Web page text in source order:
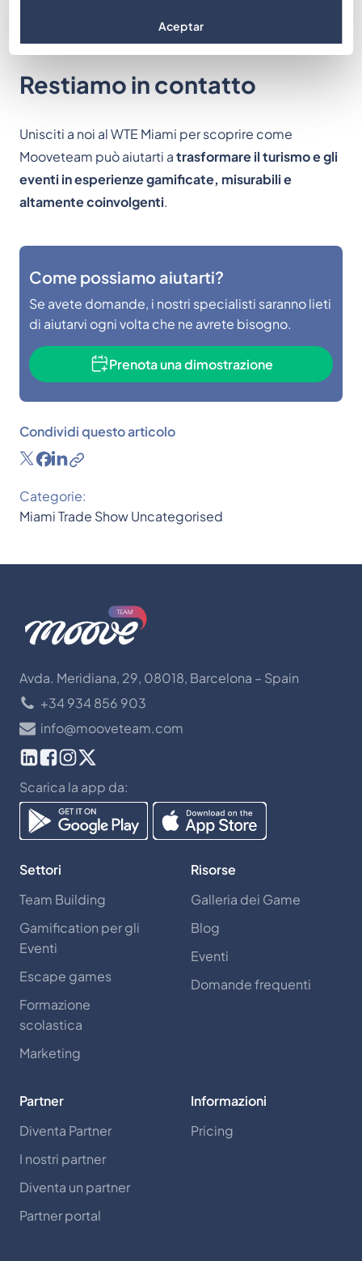
Restiamo in contatto
Unisciti a noi al WTE Miami per scoprire come
Mooveteam può aiutarti atrasformare il turismo e gli
eventi in esperienze gamificate, misurabili e
altamente coinvolgenti.
Come possiamo aiutarti?
Se avete domande, i nostri specialisti saranno lieti
di aiutarvi ogni volta che ne avrete bisogno.
Prenota una dimostrazione
Condividi questo articolo
Categorie:
MiamiTrade ShowUncategorised
Avda. Meridiana, 29, 08018, Barcelona – Spain
+34 934 856 903
info@mooveteam.com
Scarica la app da:
Settori
Team Building
Gamification per gli
Eventi
Escape games
Formazione
scolastica
Marketing
Risorse
Galleria dei Game
Blog
Eventi
Domande frequenti
Partner
Diventa Partner
I nostri partner
Diventa un partner
Partner portal
Informazioni
Pricing
Aceptar